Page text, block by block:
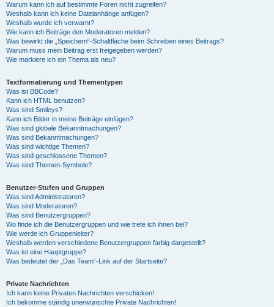
Warum kann ich auf bestimmte Foren nicht zugreifen?
Weshalb kann ich keine Dateianhänge anfügen?
Weshalb wurde ich verwarnt?
Wie kann ich Beiträge den Moderatoren melden?
Was bewirkt die „Speichern“-Schaltfläche beim Schreiben eines Beitrags?
Warum muss mein Beitrag erst freigegeben werden?
Wie markiere ich ein Thema als neu?
Textformatierung und Thementypen
Was ist BBCode?
Kann ich HTML benutzen?
Was sind Smileys?
Kann ich Bilder in meine Beiträge einfügen?
Was sind globale Bekanntmachungen?
Was sind Bekanntmachungen?
Was sind wichtige Themen?
Was sind geschlossene Themen?
Was sind Themen-Symbole?
Benutzer-Stufen und Gruppen
Was sind Administratoren?
Was sind Moderatoren?
Was sind Benutzergruppen?
Wo finde ich die Benutzergruppen und wie trete ich ihnen bei?
Wie werde ich Gruppenleiter?
Weshalb werden verschiedene Benutzergruppen farbig dargestellt?
Was ist eine Hauptgruppe?
Was bedeutet der „Das Team“-Link auf der Startseite?
Private Nachrichten
Ich kann keine Privaten Nachrichten verschicken!
Ich bekomme ständig unerwünschte Private Nachrichten!